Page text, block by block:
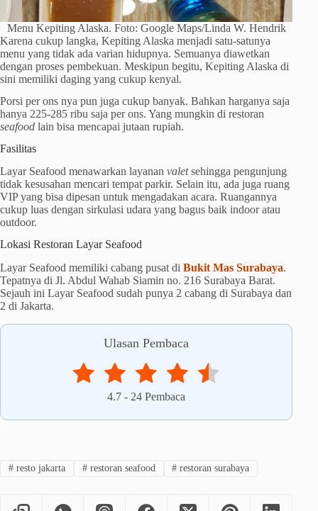
Menu Kepiting Alaska. Foto: Google Maps/Linda W. Hendrik
Karena cukup langka, Kepiting Alaska menjadi satu-satunya
menu yang tidak ada varian hidupnya. Semuanya diawetkan
dengan proses pembekuan. Meskipun begitu, Kepiting Alaska di
sini memiliki daging yang cukup kenyal.
Porsi per ons nya pun juga cukup banyak. Bahkan harganya saja
hanya 225-285 ribu saja per ons. Yang mungkin di restoran
seafood lain bisa mencapai jutaan rupiah.
Fasilitas
Layar Seafood menawarkan layanan valetsehingga pengunjung
tidak kesusahan mencari tempat parkir. Selain itu, ada juga ruang
VIP yang bisa dipesan untuk mengadakan acara. Ruangannya
cukup luas dengan sirkulasi udara yang bagus baik indoor atau
outdoor.
Lokasi Restoran Layar Seafood
Layar Seafood memiliki cabang pusat di Bukit Mas Surabaya.
Tepatnya di Jl. Abdul Wahab Siamin no. 216 Surabaya Barat.
Sejauh ini Layar Seafood sudah punya 2 cabang di Surabaya dan
2 di Jakarta.
Ulasan Pembaca
4.7 -24 Pembaca
#resto jakarta #restoran seafood # restoran surabaya